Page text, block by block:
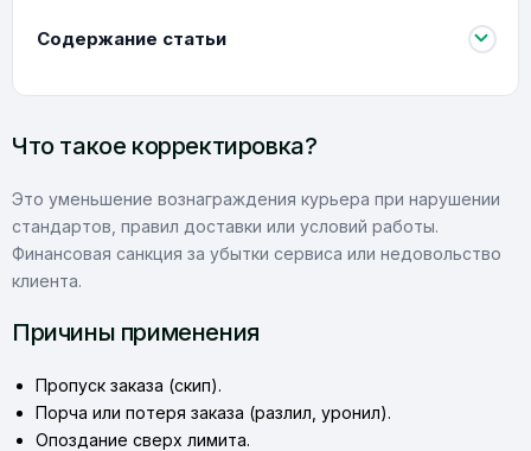
Содержание статьи
Что такое корректировка?
Это уменьшение вознаграждения курьера при нарушении
стандартов, правил доставки или условий работы.
Финансовая санкция за убытки сервиса или недовольство
клиента.
Причины применения
Пропуск заказа (скип).
Порча или потеря заказа (разлил, уронил).
Опоздание сверх лимита.